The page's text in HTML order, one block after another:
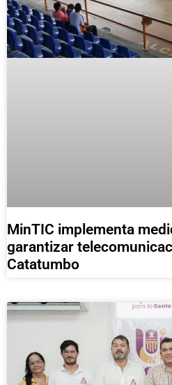
MinTIC implementa
garantizar
Catatumbo